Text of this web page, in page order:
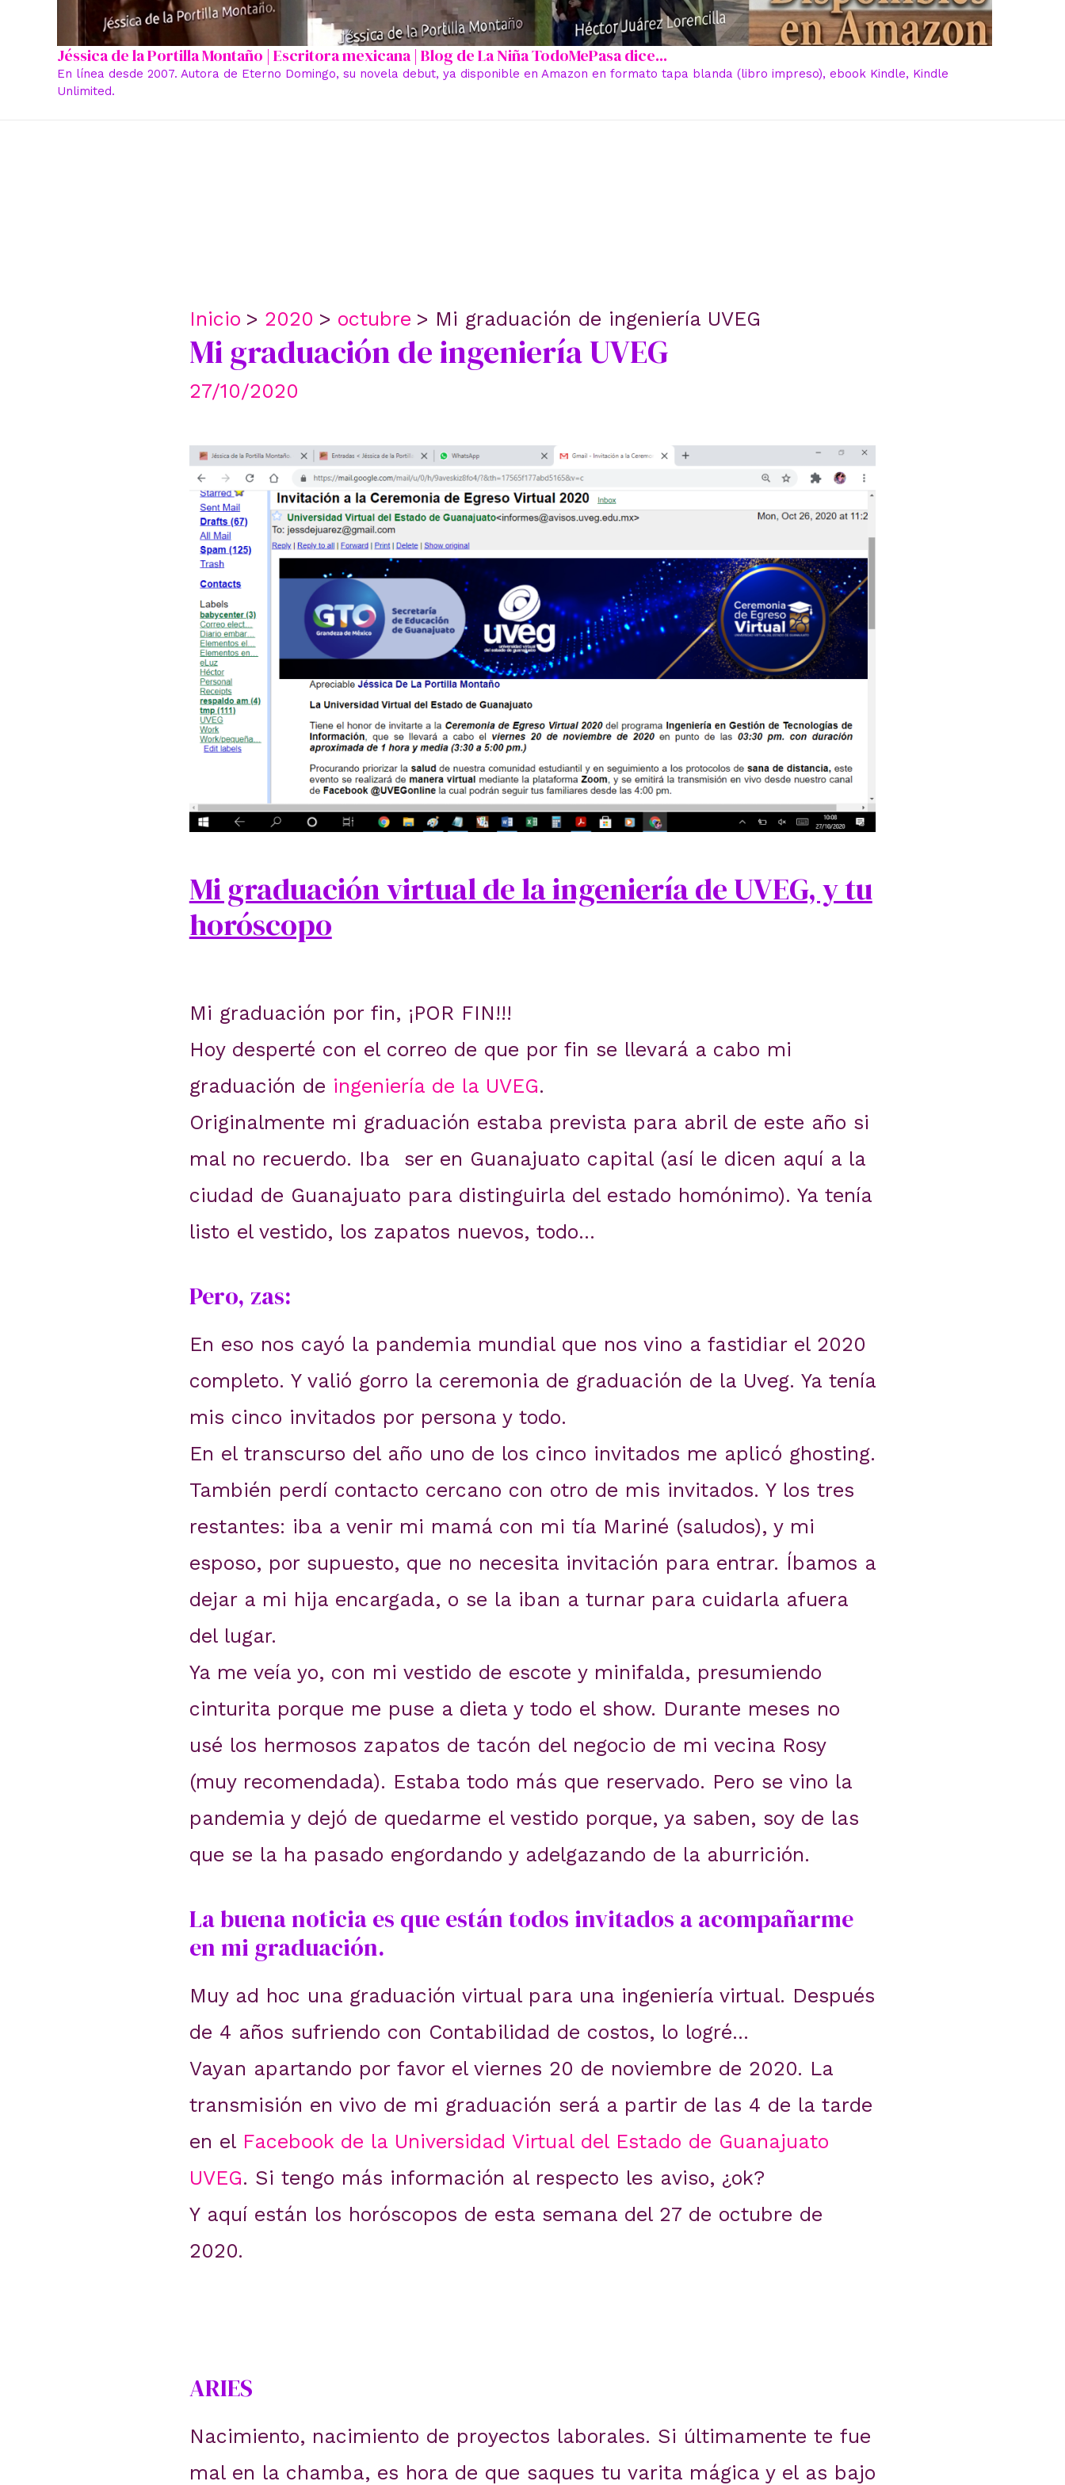
Jéssica de la Portilla Montaño | Escritora mexicana | Blog de La Niña TodoMePasa dice...
En línea desde 2007. Autora de Eterno Domingo, su novela debut, ya disponible en Amazon en formato tapa blanda (libro impreso), ebook Kindle, Kindle
Unlimited.
Inicio 2020 octubre Mi graduación de ingeniería UVEG
Mi graduación de ingeniería UVEG
27/10/2020
Mi graduación virtual de la ingeniería de UVEG, y tu
horóscopo
Mi graduación por fin, ¡POR FIN!!!
Hoy desperté con el correo de que por fin se llevará a cabo mi
graduación de ingeniería de la UVEG.
Originalmente mi graduación estaba prevista para abril de este año si
mal no recuerdo. Iba ser en Guanajuato capital (así le dicen aquí a la
ciudad de Guanajuato para distinguirla del estado homónimo). Ya tenía
listo el vestido, los zapatos nuevos, todo…
Pero, zas:
En eso nos cayó la pandemia mundial que nos vino a fastidiar el 2020
completo. Y valió gorro la ceremonia de graduación de la Uveg. Ya tenía
mis cinco invitados por persona y todo.
En el transcurso del año uno de los cinco invitados me aplicó ghosting.
También perdí contacto cercano con otro de mis invitados. Y los tres
restantes: iba a venir mi mamá con mi tía Mariné (saludos), y mi
esposo, por supuesto, que no necesita invitación para entrar. Íbamos a
dejar a mi hija encargada, o se la iban a turnar para cuidarla afuera
del lugar.
Ya me veía yo, con mi vestido de escote y minifalda, presumiendo
cinturita porque me puse a dieta y todo el show. Durante meses no
usé los hermosos zapatos de tacón del negocio de mi vecina Rosy
(muy recomendada). Estaba todo más que reservado. Pero se vino la
pandemia y dejó de quedarme el vestido porque, ya saben, soy de las
que se la ha pasado engordando y adelgazando de la aburrición.
La buena noticia es que están todos invitados a acompañarme
en mi graduación.
Muy ad hoc una graduación virtual para una ingeniería virtual. Después
de 4 años sufriendo con Contabilidad de costos, lo logré…
Vayan apartando por favor el viernes 20 de noviembre de 2020. La
transmisión en vivo de mi graduación será a partir de las 4 de la tarde
en el Facebook de la Universidad Virtual del Estado de Guanajuato
UVEG. Si tengo más información al respecto les aviso, ¿ok?
Y aquí están los horóscopos de esta semana del 27 de octubre de
2020.
ARIES
Nacimiento, nacimiento de proyectos laborales. Si últimamente te fue
mal en la chamba, es hora de que saques tu varita mágica y el as bajo